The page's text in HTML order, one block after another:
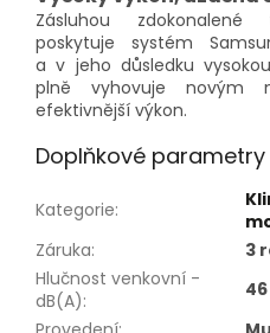
Zásluhou zdokonalené
poskytuje systém
a v jeho důsledku
plně vyhovuje novým
efektivnější výkon.
Doplňkové parametry
Kategorie:
Záruka:
3
Hlučnost venkovní -
dB(A):
46